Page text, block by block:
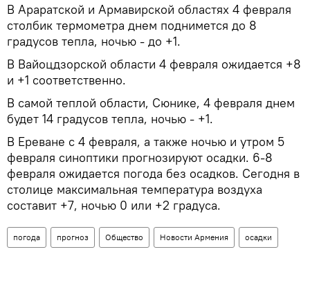
В Араратской и Армавирской областях 4 февраля
столбик термометра днем поднимется до 8
градусов тепла, ночью - до +1.
В Вайоцдзорской области 4 февраля ожидается +8
и +1 соответственно.
В самой теплой области, Сюнике, 4 февраля днем
будет 14 градусов тепла, ночью - +1.
В Ереване с 4 февраля, а также ночью и утром 5
февраля синоптики прогнозируют осадки. 6-8
февраля ожидается погода без осадков. Сегодня в
столице максимальная температура воздуха
составит +7, ночью 0 или +2 градуса.
погода прогноз Общество Новости Армения осадки